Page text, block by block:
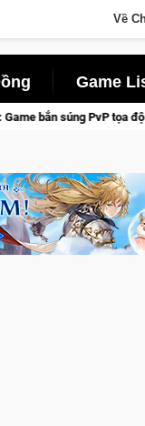
Về
Game
đỉnh cao đưa bạn vào